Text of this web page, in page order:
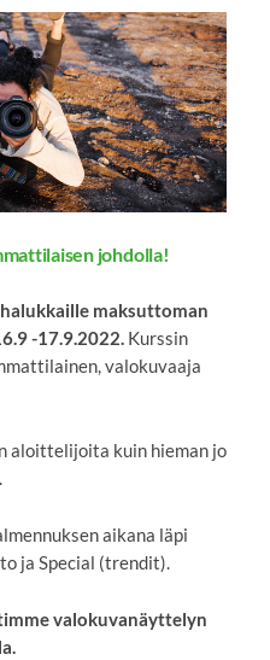
johdolla!
maksuttoman
-17.9.2022. Kurssin
valokuvaaja
aloittelijoita kuin hieman jo
aikana läpi
ja Special (trendit).
valokuvanäyttelyn